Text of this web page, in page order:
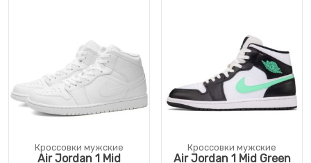
Кроссовки мужские
Air Jordan 1 Mid
Кроссовки мужские
Air Jordan 1 Mid Green